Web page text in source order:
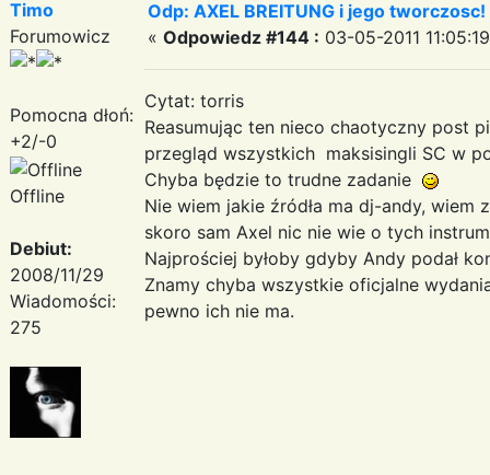
Timo
Forumowicz
Pomocna dłoń:
+2/-0
Offline
Debiut:
2008/11/29
Wiadomości:
275
Odp: AXEL BREITUNG i jego
« Odpowiedz #144 : 03-05-2011
Cytat: torris
Reasumując ten nieco chaotyczny post
przegląd wszystkich maksisingli SC w
Chyba będzie to trudne zadanie
Nie wiem jakie źródła ma dj-andy,
skoro sam Axel nic nie wie o tych
Najprościej byłoby gdyby Andy podał
Znamy chyba wszystkie oficjalne
pewno ich nie ma.